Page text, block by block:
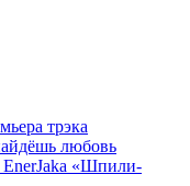
трэка
любовь
EnerJaka «Шпили-